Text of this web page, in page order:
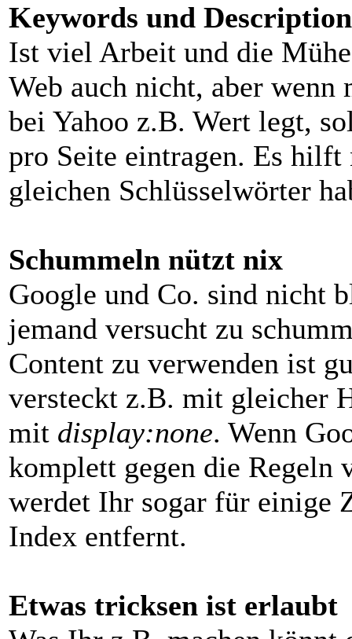
Keywords und
Ist viel Arbeit und die
Web auch nicht, aber wenn
bei Yahoo z.B. Wert legt,
pro Seite eintragen. Es
gleichen Schlüsselwörter
Schummeln nützt nix
Google und Co. sind nicht
jemand versucht zu
Content zu verwenden ist
versteckt z.B. mit gleicher
mit display:none. Wenn
komplett gegen die Regeln
werdet Ihr sogar für einige
Index entfernt.
Etwas tricksen ist erlaubt